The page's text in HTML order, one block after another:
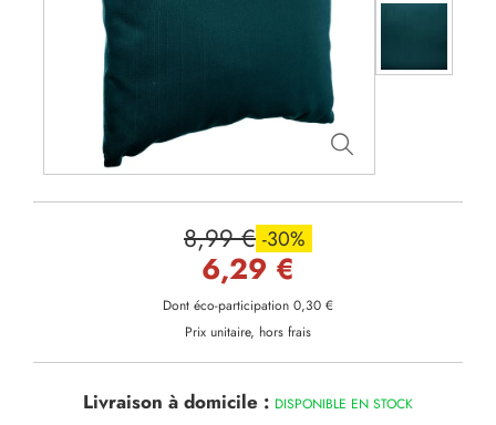
8,99 € -30%
6,29 €
Dont éco-participation 0,30 €
Prix unitaire, hors frais
Livraison à domicile : DISPONIBLE EN STOCK